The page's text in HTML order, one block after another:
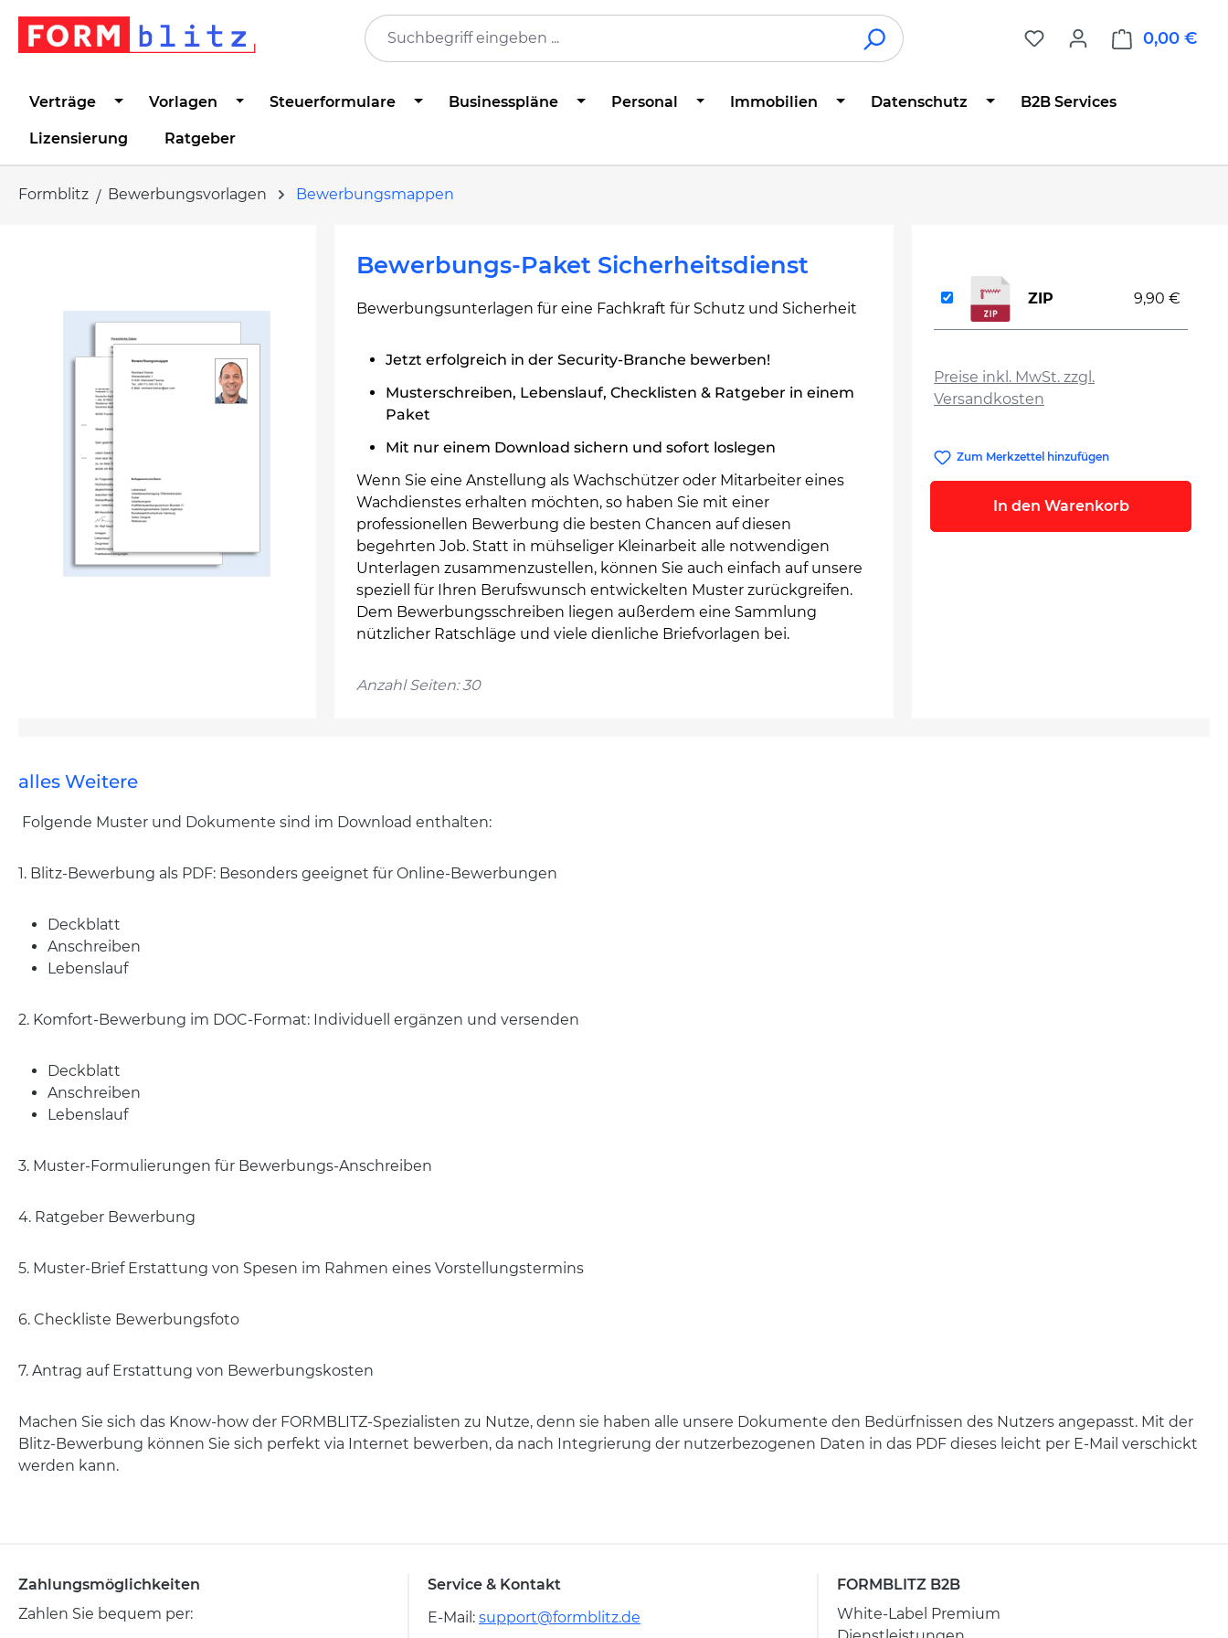
Zur Hauptnavigation springen
0,00 €
Verträge Vorlagen Steuerformulare Businesspläne Personal Immobilien Datenschutz B2B Services
Lizensierung Ratgeber
Formblitz Bewerbungsvorlagen Bewerbungsmappen
Bewerbungs-Paket Sicherheitsdienst
Bewerbungsunterlagen für eine Fachkraft für Schutz und Sicherheit
Jetzt erfolgreich in der Security-Branche bewerben!
Musterschreiben, Lebenslauf, Checklisten & Ratgeber in einem
Paket
Mit nur einem Download sichern und sofort loslegen
Wenn Sie eine Anstellung als Wachschützer oder Mitarbeiter eines
Wachdienstes erhalten möchten, so haben Sie mit einer
professionellen Bewerbung die besten Chancen auf diesen
begehrten Job. Statt in mühseliger Kleinarbeit alle notwendigen
Unterlagen zusammenzustellen, können Sie auch einfach auf unsere
speziell für Ihren Berufswunsch entwickelten Muster zurückgreifen.
Dem Bewerbungsschreiben liegen außerdem eine Sammlung
nützlicher Ratschläge und viele dienliche Briefvorlagen bei.
Anzahl Seiten: 30
Preise inkl. MwSt. zzgl.
Versandkosten
ZIP 9,90 €
Zum Merkzettel hinzufügen
In den Warenkorb
alles Weitere
Folgende Muster und Dokumente sind im Download enthalten:
1. Blitz-Bewerbung als PDF: Besonders geeignet für Online-Bewerbungen
Deckblatt
Anschreiben
Lebenslauf
2. Komfort-Bewerbung im DOC-Format: Individuell ergänzen und versenden
Deckblatt
Anschreiben
Lebenslauf
3. Muster-Formulierungen für Bewerbungs-Anschreiben
4. Ratgeber Bewerbung
5. Muster-Brief Erstattung von Spesen im Rahmen eines Vorstellungstermins
6. Checkliste Bewerbungsfoto
7. Antrag auf Erstattung von Bewerbungskosten
Machen Sie sich das Know-how der FORMBLITZ-Spezialisten zu Nutze, denn sie haben alle unsere Dokumente den Bedürfnissen des Nutzers angepasst. Mit der
Blitz-Bewerbung können Sie sich perfekt via Internet bewerben, da nach Integrierung der nutzerbezogenen Daten in das PDF dieses leicht per E-Mail verschickt
werden kann.
Zahlungsmöglichkeiten
Zahlen Sie bequem per:
Service & Kontakt
E-Mail: support@formblitz.de
FORMBLITZ B2B
White-Label Premium